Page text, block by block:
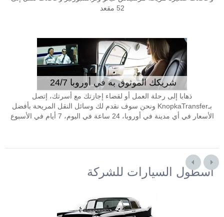
52 مقعد
شريكك الموثوق به في أوروبا 24/7
ذهابا إلى رحلة العمل أو لقضاء إجازتك مع أسرتك، إتصل
بـKnopkaTransfer ونحن سوف نقدم لك وسائل النقل المريحة بأفضل
الأسعار في أي مدينة في أوروبا، 24 ساعة في اليوم، 7 أيام في الأسبوع
أسطول السيارات للشركة